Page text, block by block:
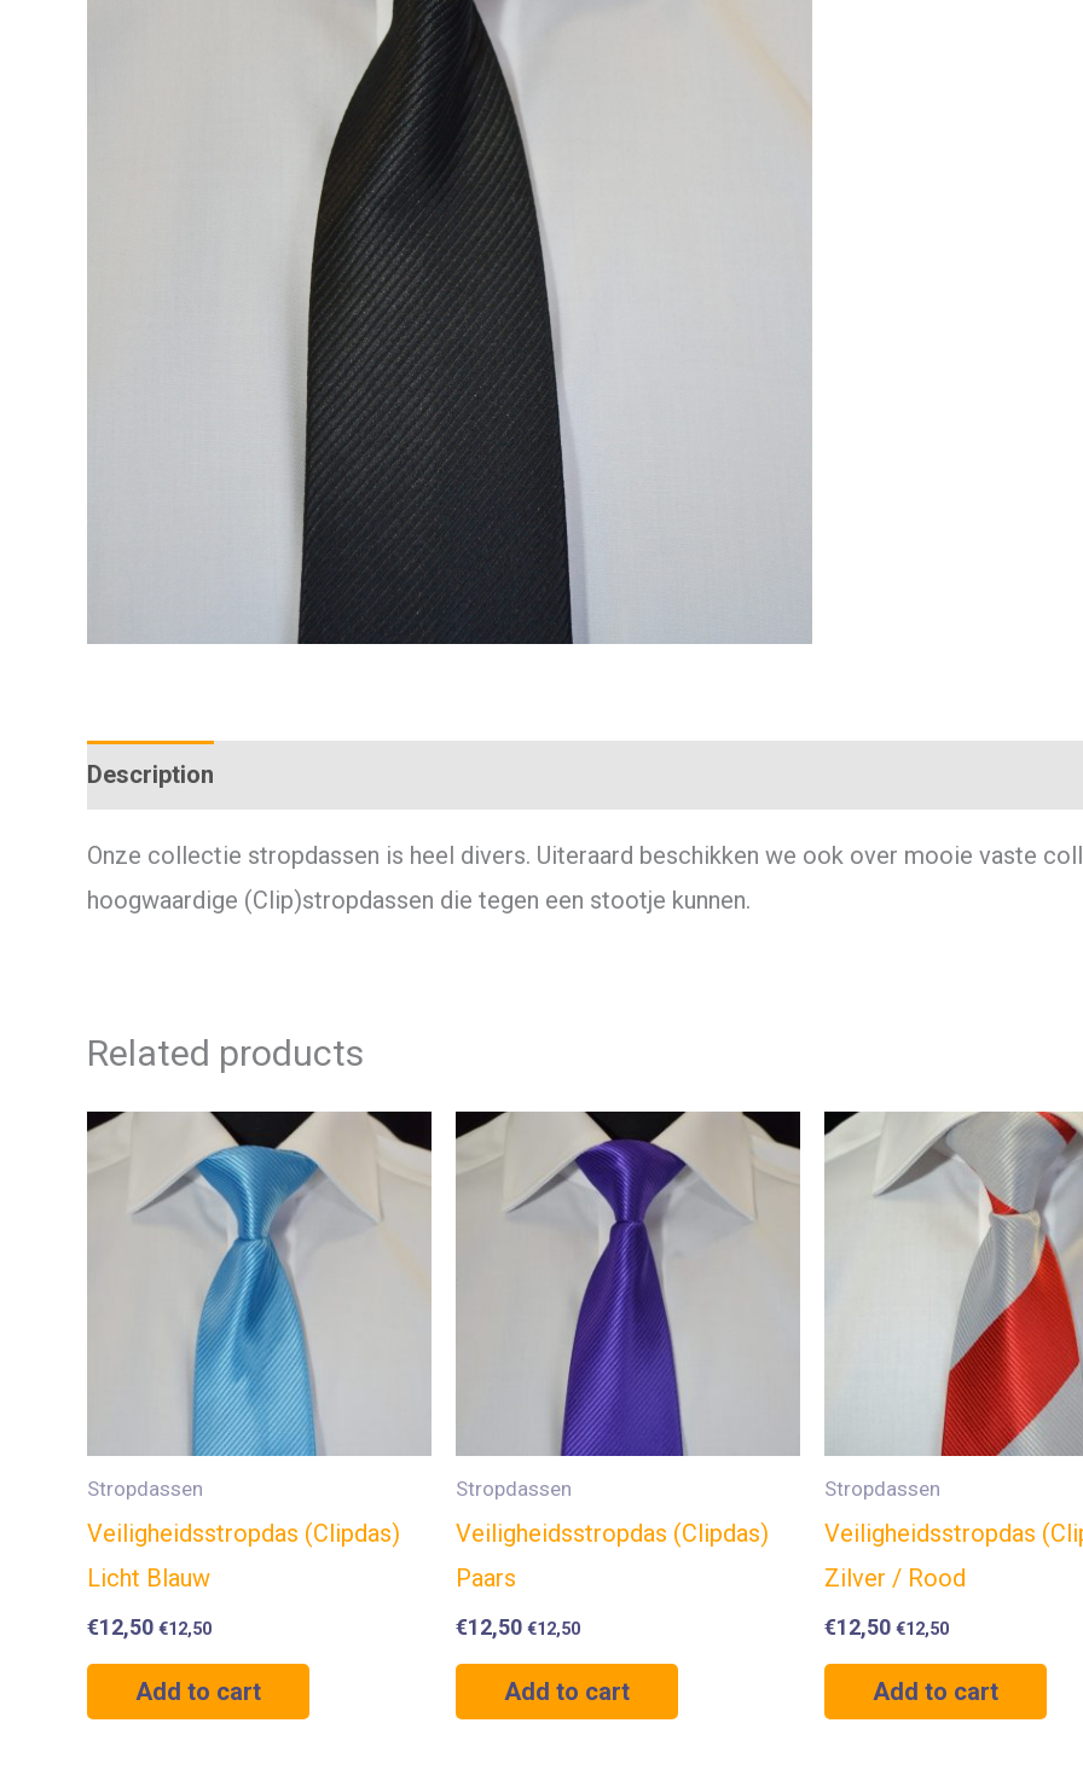
Description
Onze collectie stropdassen is heel divers. Uiteraard beschikken we ook over mooie vaste
hoogwaardige (Clip)stropdassen die tegen een stootje kunnen.
Related products
Stropdassen
Veiligheidsstropdas (Clipdas)
Licht Blauw
€12,50 €12,50
Add to cart
Stropdassen
Veiligheidsstropdas (Clipdas)
Paars
€12,50 €12,50
Add to cart
Stropdassen
Veiligheidsstropdas
Zilver / Rood
€12,50 €12,50
Add to cart